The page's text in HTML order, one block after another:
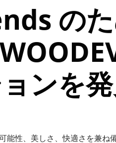
の
ンを
能性、美しさ、快適さを兼ね